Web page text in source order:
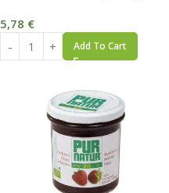
5,78 €
Add To Cart